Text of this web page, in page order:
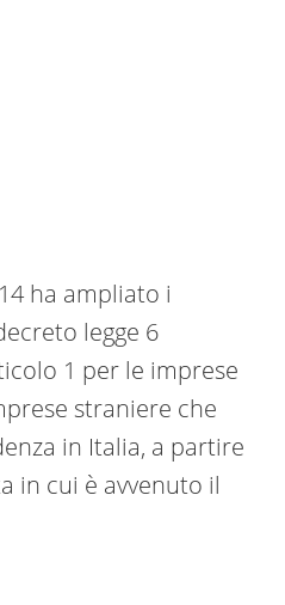
ha ampliato i
legge 6
1 per le imprese
straniere che
in Italia, a partire
in cui è avvenuto il